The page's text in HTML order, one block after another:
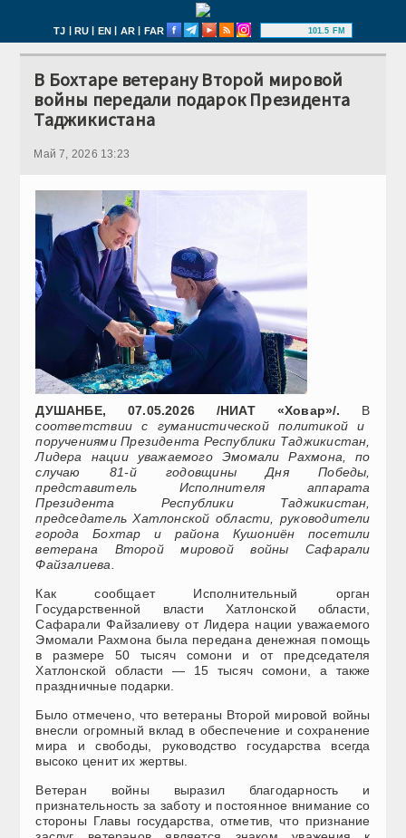
TJ | RU | EN | AR | FAR 101.5 FM
В Бохтаре ветерану Второй мировой
войны передали подарок Президента
Таджикистана
Май 7, 2026 13:23
ДУШАНБЕ, 07.05.2026 /НИАТ «Ховар»/. В
соответствии с гуманистической политикой и
поручениями Президента Республики Таджикистан,
Лидера нации уважаемого Эмомали Рахмона, по
случаю 81-й годовщины Дня Победы,
представитель Исполнителя аппарата
Президента Республики Таджикистан,
председатель Хатлонской области, руководители
города Бохтар и района Кушониён посетили
ветерана Второй мировой войны Сафарали
Файзалиева.
Как сообщает Исполнительный орган
Государственной власти Хатлонской области,
Сафарали Файзалиеву от Лидера нации уважаемого
Эмомали Рахмона была передана денежная помощь
в размере 50 тысяч сомони и от председателя
Хатлонской области — 15 тысяч сомони, а также
праздничные подарки.
Было отмечено, что ветераны Второй мировой войны
внесли огромный вклад в обеспечение и сохранение
мира и свободы, руководство государства всегда
высоко ценит их жертвы.
Ветеран войны выразил благодарность и
признательность за заботу и постоянное внимание со
стороны Главы государства, отметив, что признание